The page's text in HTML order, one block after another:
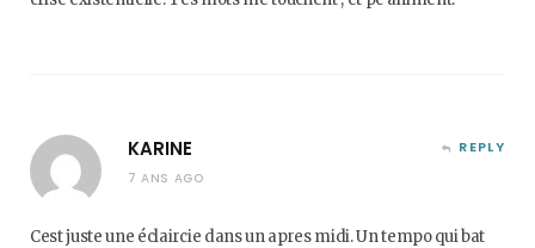
KARINE
7 ANS AGO
REPLY
Cest juste une éclaircie dans un apres midi. Un tempo qui bat